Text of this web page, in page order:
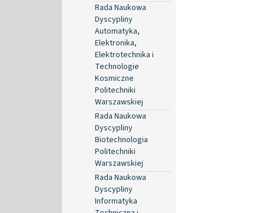
Rada Naukowa
Dyscypliny
Automatyka,
Elektronika,
Elektrotechnika i
Technologie
Kosmiczne
Politechniki
Warszawskiej
Rada Naukowa
Dyscypliny
Biotechnologia
Politechniki
Warszawskiej
Rada Naukowa
Dyscypliny
Informatyka